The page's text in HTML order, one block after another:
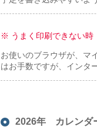
※ うまく印刷できない時
お使いのブラウザが、マ
はお手数ですが、インタ
2026年 カレンダ